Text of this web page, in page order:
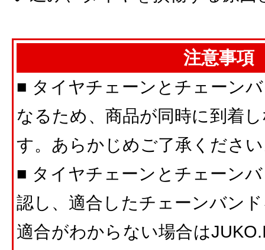
注意事項
■ タイヤチェーンとチェーン
なるため、商品が同時に到着
す。あらかじめご了承くださ
■ タイヤチェーンとチェーン
認し、適合したチェーンバン
適合がわからない場合は